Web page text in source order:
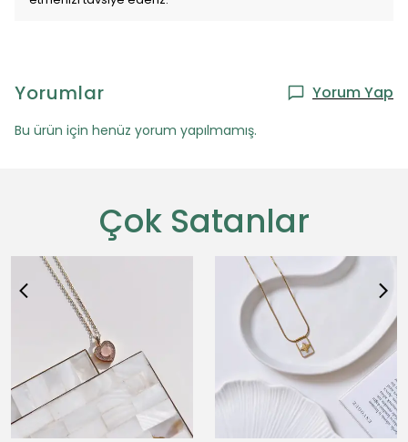
Yorumlar Yorum Yap
Bu ürün için henüz yorum yapılmamış.
Çok Satanlar